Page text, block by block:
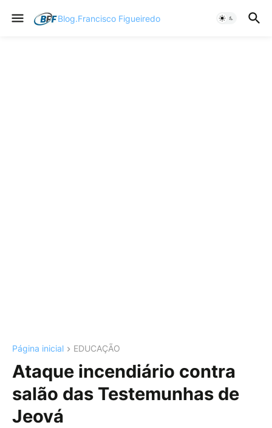
Blog.Francisco Figueiredo
Página inicial EDUCAÇÃO
Ataque incendiário contra
salão das Testemunhas de
Jeová